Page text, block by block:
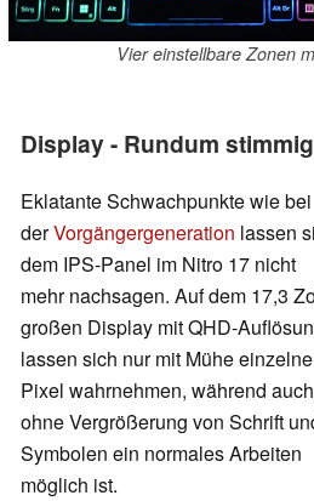
Vier einstellbare Zonen
Display - Rundum
Eklatante Schwachpunkte wie bei
derVorgängergeneration lassen
dem IPS-Panel im Nitro 17 nicht
mehr nachsagen. Auf dem 17,3
großen Display mit QHD-
lassen sich nur mit Mühe einzelne
Pixel wahrnehmen, während auch
ohne Vergrößerung von Schrift
Symbolen ein normales Arbeiten
möglich ist.